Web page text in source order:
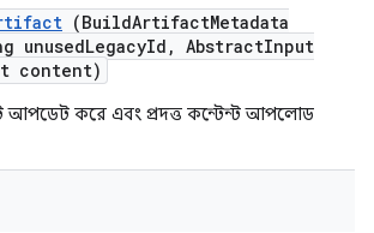
(BuildArtifactMetadata
unusedLegacyId , AbstractInput
content)
আপডেট করে এবং প্রদত্ত কন্টেন্ট আপলোড